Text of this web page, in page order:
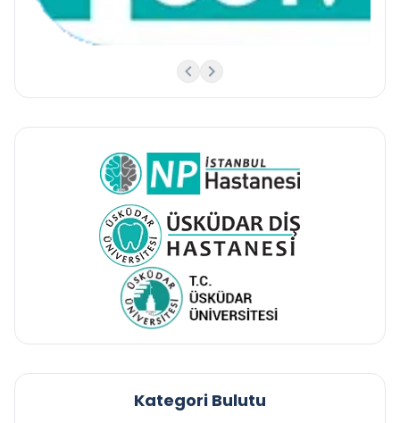
Kategori Bulutu